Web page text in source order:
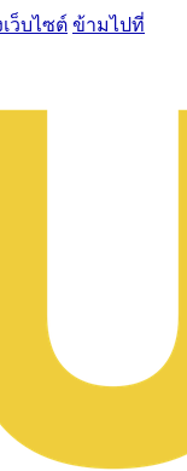
ว็บไซต์ ข้ามไปที่